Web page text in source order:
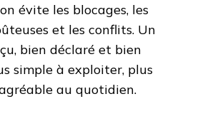
évite les blocages, les
et les conflits. Un
bien déclaré et bien
simple à exploiter, plus
au quotidien.